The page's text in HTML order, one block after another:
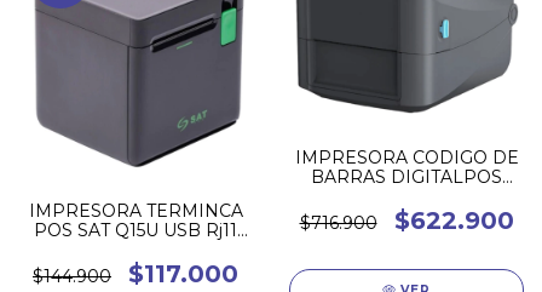
IMPRESORA TERMINCA
POS SAT Q15U USB Rj11
$144.900
$117.000
IMPRESORA CODIGO DE
BARRAS DIGITALPOS
$716.900
$622.900